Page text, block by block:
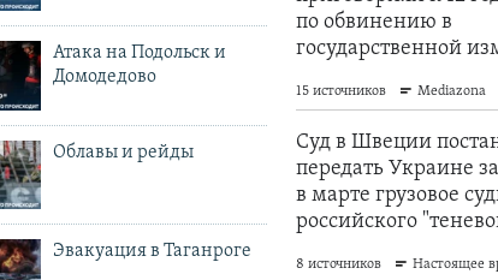
Атака на Подольск и
Домодедово
Облавы и рейды
Эвакуация в Таганроге